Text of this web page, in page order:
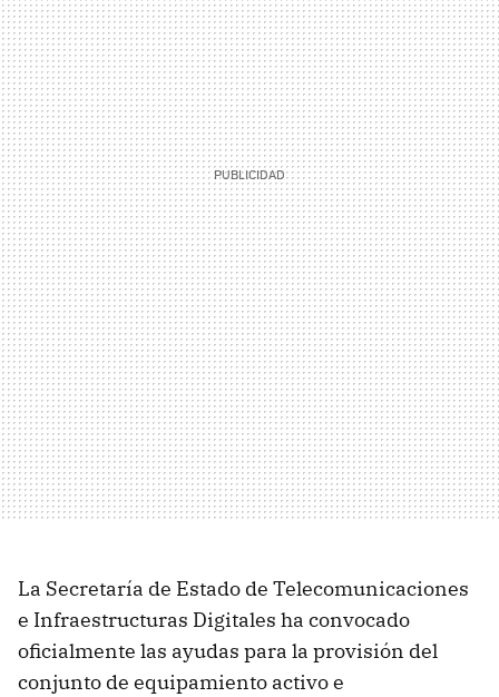
La Secretaría de Estado de Telecomunicaciones
e Infraestructuras Digitales ha convocado
oficialmente las ayudas para la provisión del
conjunto de equipamiento activo e